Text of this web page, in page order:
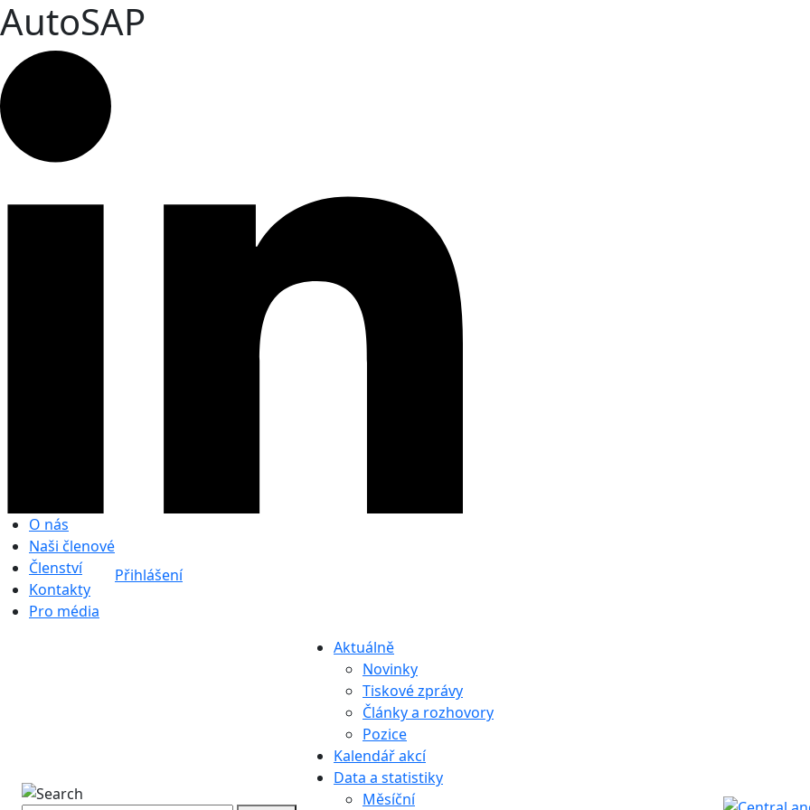
AutoSAP
O nás
Naši členové
Členství
Kontakty
Pro média
Přihlášení
Aktuálně
Novinky
Tiskové zprávy
Články a rozhovory
Pozice
Kalendář akcí
Data a statistiky
Měsíční